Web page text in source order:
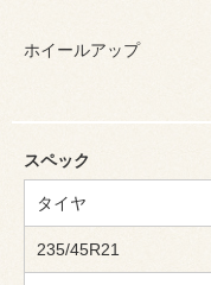
ホイールアップ
スペック
タイヤ
235/45R21